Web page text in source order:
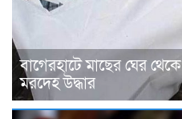
বাগেরহাটে মাছের ঘের
মরদেহ উদ্ধার